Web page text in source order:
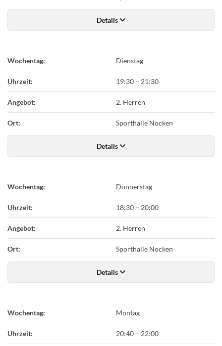
Details
Wochentag: Dienstag
Uhrzeit: 19:30 – 21:30
Angebot: 2. Herren
Ort: Sporthalle Nocken
Details
Wochentag: Donnerstag
Uhrzeit: 18:30 – 20:00
Angebot: 2. Herren
Ort: Sporthalle Nocken
Details
Wochentag: Montag
Uhrzeit: 20:40 – 22:00